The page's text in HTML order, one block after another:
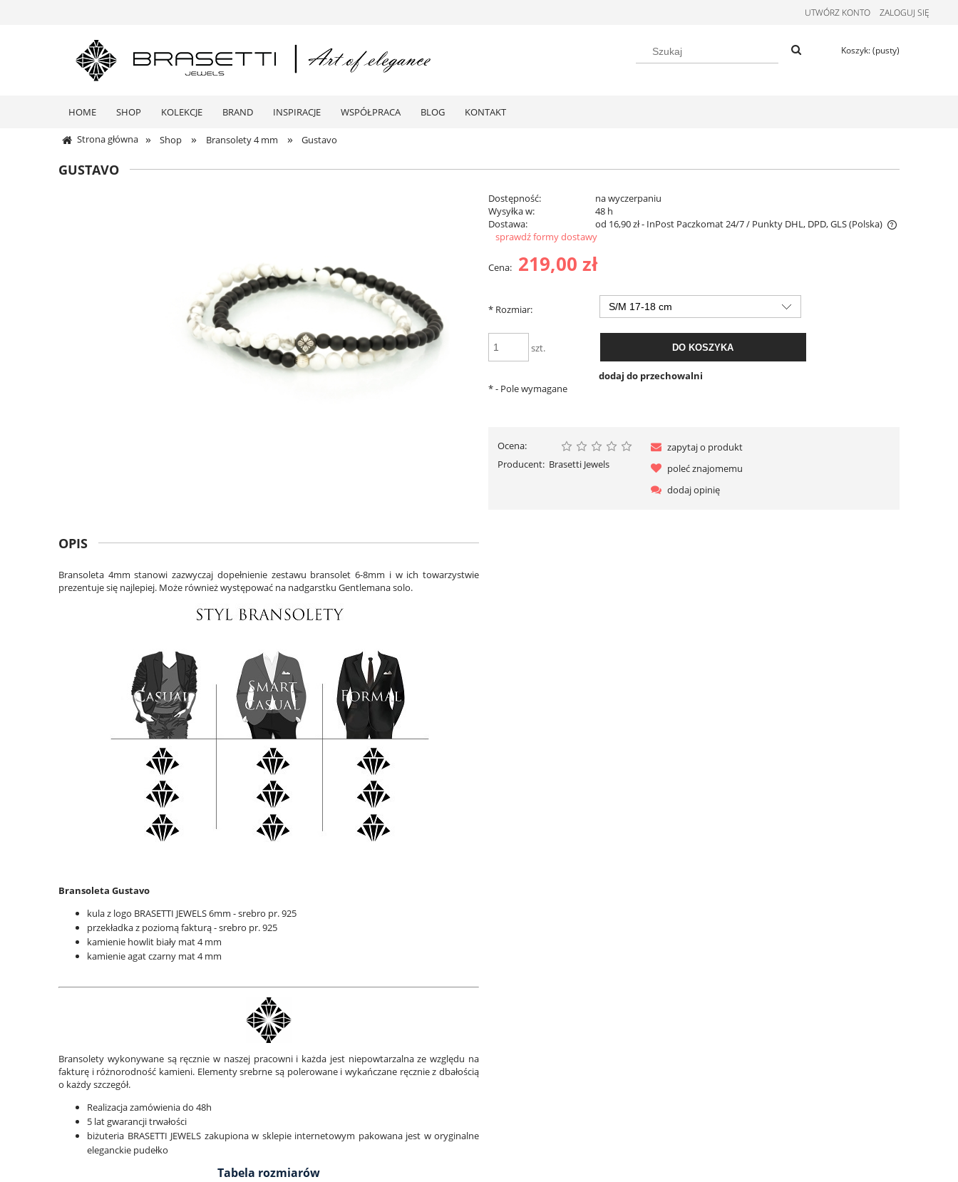
UTWÓRZ KONTO ZALOGUJ SIĘ
Koszyk:(pusty)
HOME SHOP KOLEKCJE BRAND INSPIRACJE WSPÓŁPRACA BLOG KONTAKT
Strona główna » Shop » Bransolety 4 mm » Gustavo
GUSTAVO
Dostępność:
na wyczerpaniu
Wysyłka w:
48 h
Dostawa:
od 16,90 zł- InPost Paczkomat 24/7 / Punkty DHL, DPD, GLS(Polska)
sprawdź formy dostawy
Cena: 219,00 zł
*Rozmiar:
szt. DO KOSZYKA
dodaj do przechowalni
*- Pole wymagane
Ocena:
Producent: Brasetti Jewels
zapytaj o produkt
poleć znajomemu
dodaj opinię
OPIS
Bransoleta 4mm stanowi zazwyczaj dopełnienie zestawu bransolet 6-8mm i w ich towarzystwie
prezentuje się najlepiej. Może również występować na nadgarstku Gentlemana solo.
Bransoleta Gustavo
kula z logo BRASETTI JEWELS 6mm - srebro pr. 925
przekładka z poziomą fakturą - srebro pr. 925
kamienie howlit biały mat 4 mm
kamienie agat czarny mat 4 mm
Bransolety wykonywane są ręcznie w naszej pracowni i każda jest niepowtarzalna ze względu na
fakturę i różnorodność kamieni. Elementy srebrne są polerowane i wykańczane ręcznie z dbałością
o każdy szczegół.
Realizacja zamówienia do 48h
5 lat gwarancji trwałości
biżuteria BRASETTI JEWELS zakupiona w sklepie internetowym pakowana jest w oryginalne
eleganckie pudełko
Tabela rozmiarów